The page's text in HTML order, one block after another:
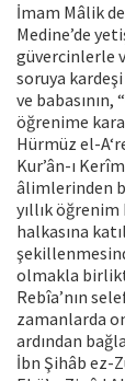
İmam Mâlik
Medine’de
güvercinlerle
soruya
ve
öğrenime
Hürmüz el-
Kur’ân-ı
âlimlerinden
yıllık
halkasına
olmakla
Rebîa’nın
zamanlarda
ardından
İbn Şihâb ez-